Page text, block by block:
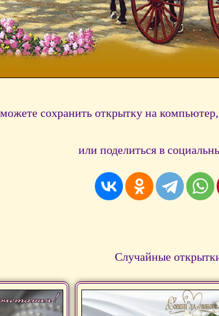
сохранить открытку на
или поделиться в
Случайные